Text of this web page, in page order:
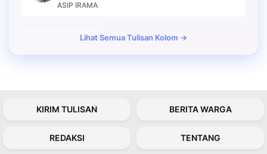
ASIP IRAMA
Lihat Semua Tulisan Kolom →
KIRIM TULISAN BERITA WARGA
REDAKSI TENTANG